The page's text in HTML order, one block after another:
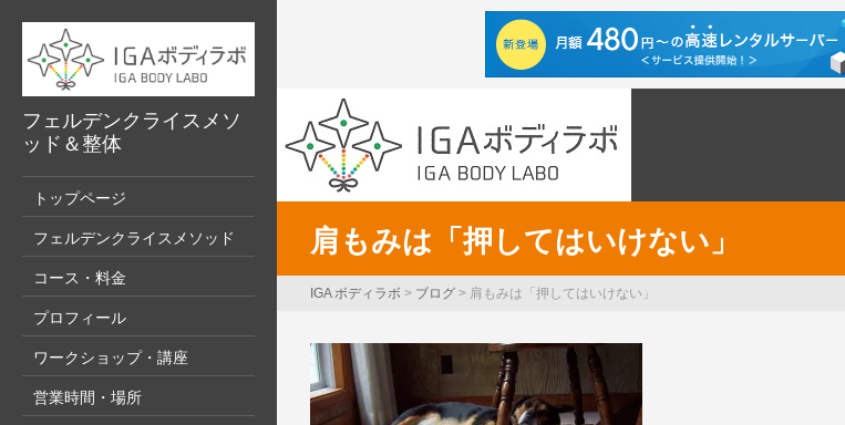
フェルデンクライスメソ
ッド＆整体
トップページ
フェルデンクライスメソッド
コース・料金
プロフィール
ワークショップ・講座
営業時間・場所
肩もみは「押してはいけない」
IGA ボディラボ > ブログ > 肩もみは「押してはいけない」